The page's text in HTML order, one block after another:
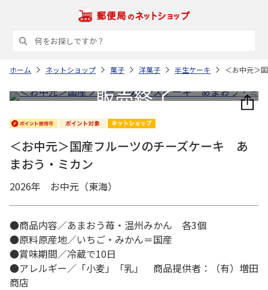
ホーム ネットショップ 菓子 洋菓子 半生ケーキ ＜お中元＞
＜お中元＞国産フルーツのチーズケーキ あ
まおう・ミカン
2026年 お中元（東海）
●商品内容／あまおう苺・温州みかん 各3個
●原料原産地／いちご・みかん＝国産
●賞味期間／冷蔵で10日
●アレルギー／「小麦」「乳」 商品提供者：（有）増田
商店